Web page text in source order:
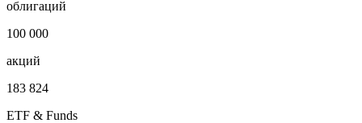
облигаций
100 000
акций
183 824
ETF & Funds